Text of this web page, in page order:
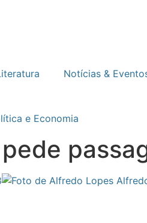
Notícias &
e Economia